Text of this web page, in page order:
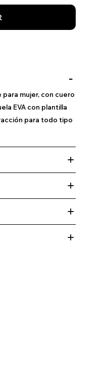
mujer, con cuero
EVA con plantilla
para todo tipo